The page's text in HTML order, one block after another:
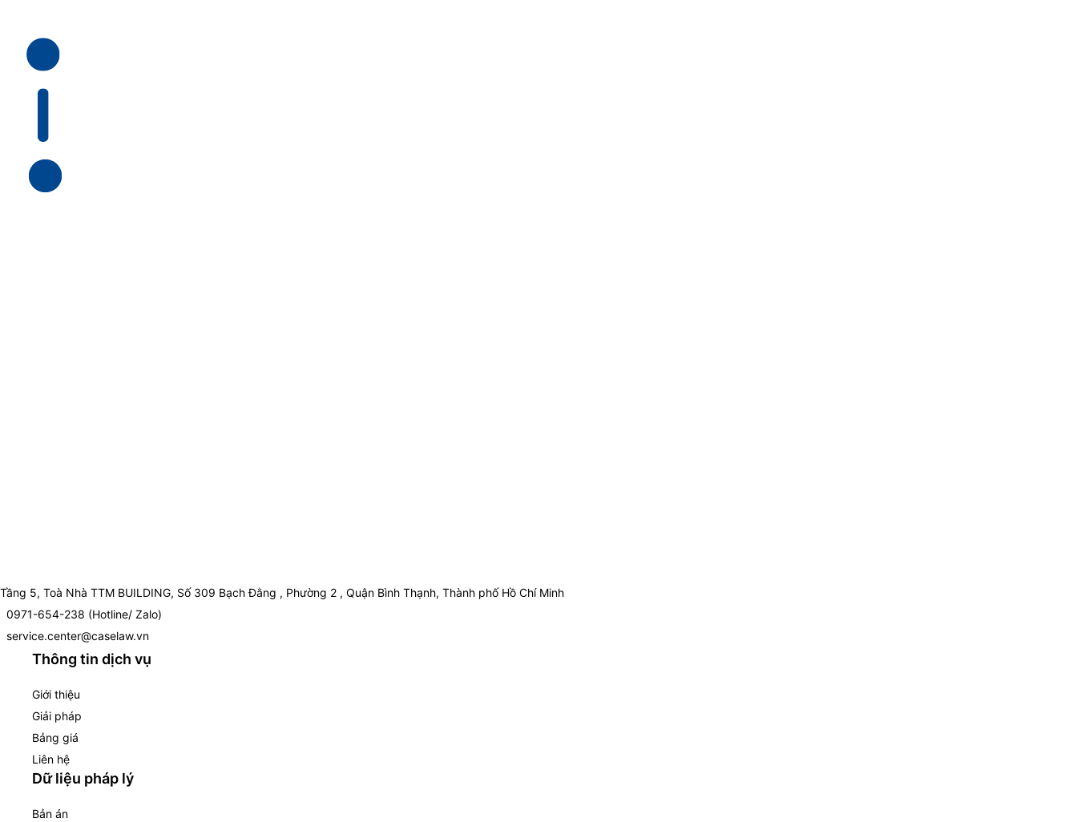
Tầng 5, Toà Nhà TTM BUILDING, Số 309 Bạch Đằng , Phường 2 , Quận Bình Thạnh, Thành phố Hồ Chí Minh
0971-654-238 (Hotline/ Zalo)
service.center@caselaw.vn
Thông tin dịch vụ
Giới thiệu
Giải pháp
Bảng giá
Liên hệ
Dữ liệu pháp lý
Bản án